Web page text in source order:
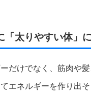
「太りやすい体」
だけでなく、筋肉や
エネルギーを作り出